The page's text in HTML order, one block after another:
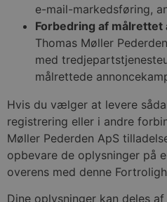
e-mail-markedsføring,
Forbedring af målrettet
Thomas Møller
med
målrettede
Hvis du vælger at levere
registrering eller i andre
Møller Pederden ApS
opbevare de oplysninger på
overens med denne
Dine oplysninger kan deles